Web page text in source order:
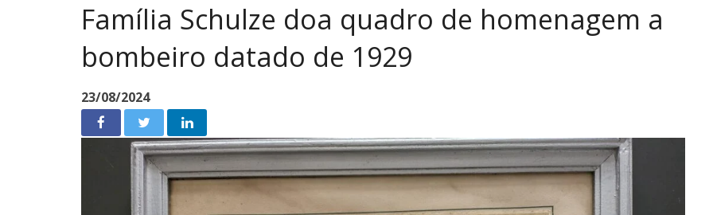
Família Schulze doa quadro de homenagem a
bombeiro datado de 1929
23/08/2024